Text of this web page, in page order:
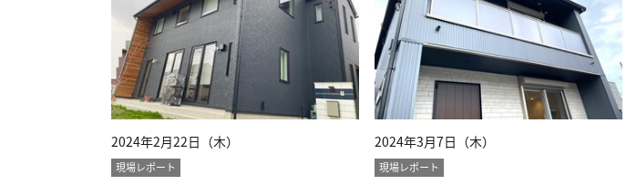
2024年2月22日（木）
現場レポート
2024年3月7日（木）
現場レポート